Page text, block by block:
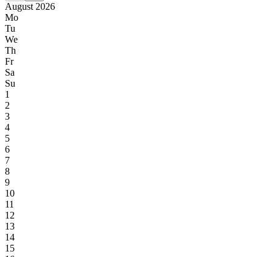
August 2026
Mo
Tu
We
Th
Fr
Sa
Su
1
2
3
4
5
6
7
8
9
10
11
12
13
14
15